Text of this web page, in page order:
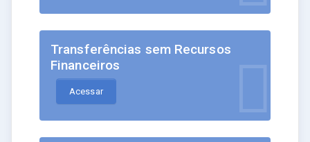
Transferências sem Recursos
Financeiros
Acessar